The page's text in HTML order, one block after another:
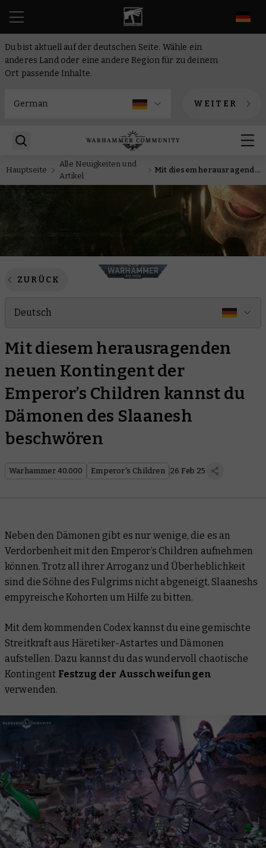
Du bist aktuell auf der deutschen Seite. Wähle ein
anderes Land oder eine andere Region für zu deinem
Ort passende Inhalte.
WEITER
Hauptseite
Alle Neuigkeiten und
Artikel
Mit diesem herausragenden neuen Kontingent der Emperor’s Children kannst du Dämonen des Slaanesh beschwören
ZURÜCK
Deutsch
Mit diesem herausragenden
neuen Kontingent der
Emperor’s Children kannst du
Dämonen des Slaanesh
beschwören
Warhammer 40.000 Emperor's Children 26 Feb 25
Neben den Dämonen gibt es nur wenige, die es an
Verdorbenheit mit den Emperor’s Children aufnehmen
können. Trotz all ihrer Arroganz und Überheblichkeit
sind die Söhne des Fulgrims nicht abgeneigt, Slaaneshs
empyreische Kohorten um Hilfe zu bitten.
Mit dem kommenden Codex kannst du eine gemischte
Streitkraft aus Häretiker-Astartes und Dämonen
aufstellen. Dazu kannst du das wundervoll chaotische
Kontingent Festzug der Ausschweifungen
verwenden.